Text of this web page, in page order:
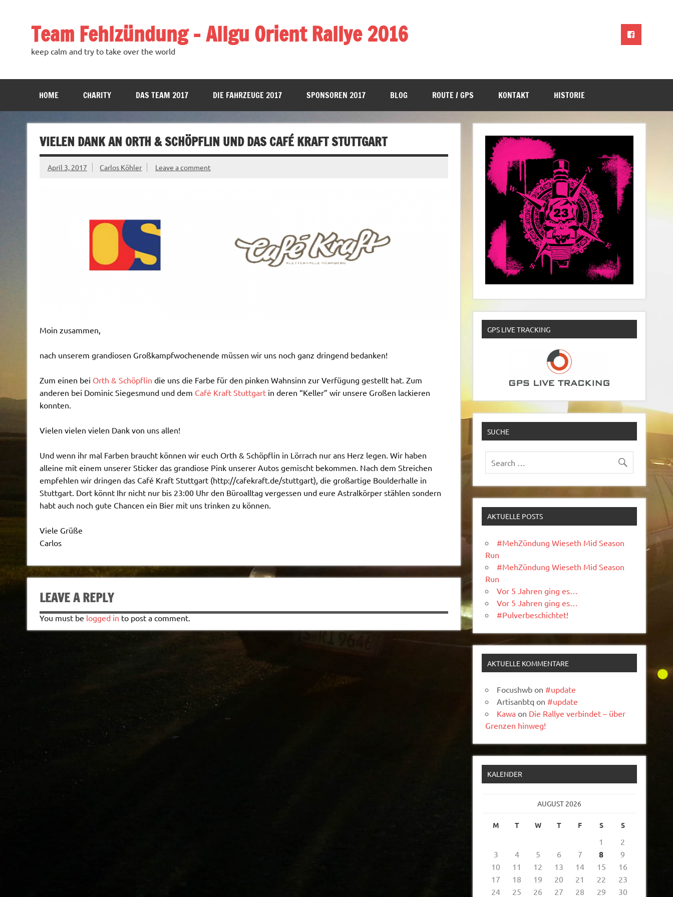
Team Fehlzündung – Allgu Orient Rallye 2016
keep calm and try to take over the world
HOME CHARITY DAS TEAM 2017 DIE FAHRZEUGE 2017 SPONSOREN 2017 BLOG ROUTE / GPS KONTAKT HISTORIE
VIELEN DANK AN ORTH & SCHÖPFLIN UND DAS CAFÉ KRAFT STUTTGART
April 3, 2017 Carlos Köhler Leave a comment
Moin zusammen,
nach unserem grandiosen Großkampfwochenende müssen wir uns noch ganz dringend bedanken!
Zum einen bei Orth & Schöpflin die uns die Farbe für den pinken Wahnsinn zur Verfügung gestellt hat. Zum
anderen bei Dominic Siegesmundund dem Café Kraft Stuttgartin deren “Keller” wir unsere Großen lackieren
konnten.
Vielen vielen vielen Dank von uns allen!
Und wenn ihr mal Farben braucht können wir euch Orth & Schöpflin in Lörrach nur ans Herz legen. Wir haben
alleine mit einem unserer Sticker das grandiose Pink unserer Autos gemischt bekommen. Nach dem Streichen
empfehlen wir dringen das Café Kraft Stuttgart(http://cafekraft.de/stuttgart), die großartige Boulderhalle in
Stuttgart. Dort könnt Ihr nicht nur bis 23:00 Uhr den Büroalltag vergessen und eure Astralkörper stählen sondern
habt auch noch gute Chancen ein Bier mit uns trinken zu können.
Viele Grüße
Carlos
LEAVE A REPLY
You must be logged in to post a comment.
GPS LIVE TRACKING
SUCHE
AKTUELLE POSTS
#MehZündung Wieseth Mid Season
Run
#MehZündung Wieseth Mid Season
Run
Vor 5 Jahren ging es…
Vor 5 Jahren ging es…
#Pulverbeschichtet!
AKTUELLE KOMMENTARE
Focushwb on#update
Artisanbtq on#update
Kawa on Die Rallye verbindet – über
Grenzen hinweg!
KALENDER
AUGUST 2026
M T W T F S S
1
2
3
4 5 6 7 8
9
10
11 12 13 14 15
16
17
18 19 20 21 22
23
24
25 26 27 28 29 30